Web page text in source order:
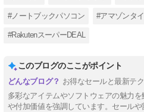
#ノートブックパソコン #アマゾンタ
#RakutenスーパーDEAL
このブログのここがポイント
お得なセールと最新テ
多彩なアイテムやソフトウェアの魅力
や付加価値を強調しています。セール